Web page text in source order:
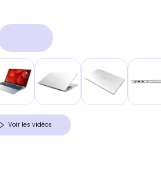
Voir les vidéos